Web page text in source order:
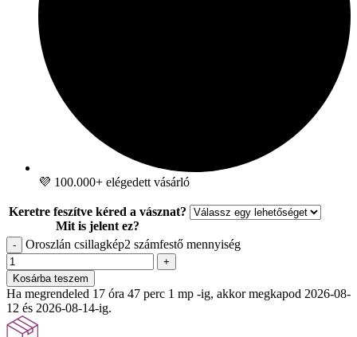
💜 100.000+ elégedett vásárló
Keretre feszítve kéred a vásznat?
Mit is jelent ez?
- Oroszlán csillagkép2 számfestő mennyiség
+
Kosárba teszem
Ha megrendeled 17 óra 47 perc -ig, akkor megkapod 2026-08-12 és
2026-08-14-ig.